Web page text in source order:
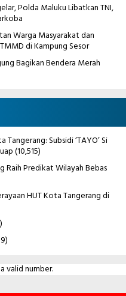
Polda Maluku Libatkan TNI,
Warga Masyarakat dan
di Kampung Sesor
Bagikan Bendera Merah
Subsidi ‘TAYO’ Si
(10,515)
Raih Predikat Wilayah Bebas
HUT Kota Tangerang di
valid number.